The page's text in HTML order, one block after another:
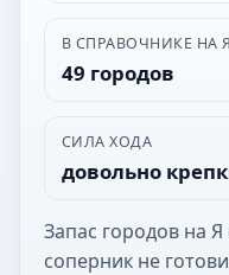
В СПРАВОЧНИКЕ НА Я
49 городов
СИЛА ХОДА
довольно
Запас городов на
соперник не